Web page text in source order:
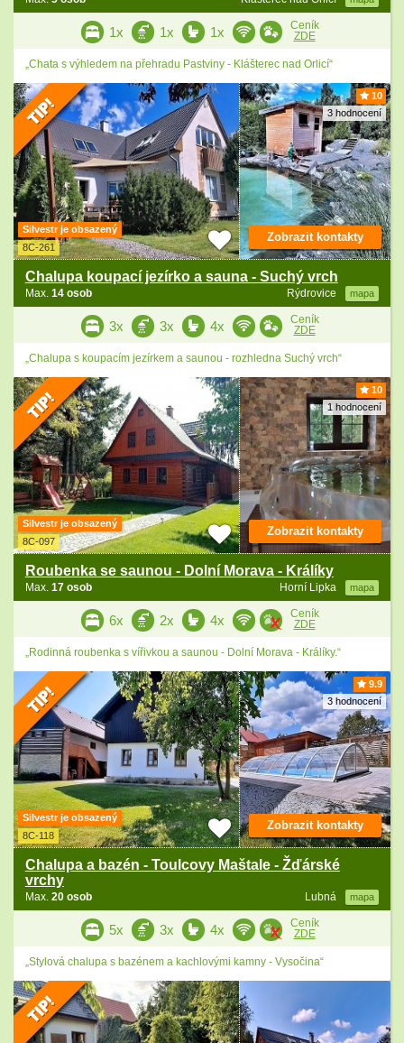
1x 1x 1x
Ceník
ZDE
„Chata s výhledem na přehradu Pastviny - Klášterec nad Orlicí“
10
3 hodnocení
Silvestr je obsazený
8C-261
Chalupa koupací jezírko a sauna - Suchý vrch
Rýdrovice mapa
Max. 14 osob
Zobrazit kontakty
3x 3x 4x
Ceník
ZDE
„Chalupa s koupacím jezírkem a saunou - rozhledna Suchý vrch“
10
1 hodnocení
Silvestr je obsazený
8C-097
Roubenka se saunou - Dolní Morava - Králíky
Horní Lipka mapa
Max. 17 osob
Zobrazit kontakty
6x 2x 4x
Ceník
ZDE
„Rodinná roubenka s vířivkou a saunou - Dolní Morava - Králíky.“
9.9
3 hodnocení
Silvestr je obsazený
8C-118
Chalupa a bazén - Toulcovy Maštale - Žďárské
vrchy
Lubná mapa
Max. 20 osob
Zobrazit kontakty
5x 3x 4x
Ceník
ZDE
„Stylová chalupa s bazénem a kachlovými kamny - Vysočina“